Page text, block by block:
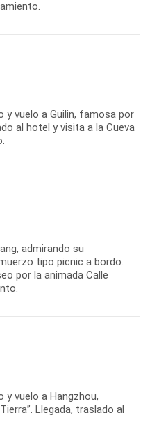
y vuelo a Guilin, famosa por
al hotel y visita a la Cueva
admirando su
tipo picnic a bordo.
por la animada Calle
y vuelo a Hangzhou,
Llegada, traslado al